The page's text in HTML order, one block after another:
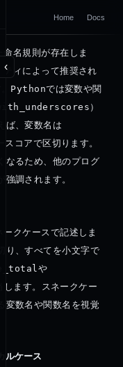
Home Docs
‹
命名規則が存在しま
ティによって推奨され
Pythonでは変数や関
）
ば、変数名は
スコアで区切ります。
なるため、他のプログ
強調されます。
ークケースで記述しま
り、すべてを小文字で
や
します。スネークケー
変数名や関数名を視覚
ルケース